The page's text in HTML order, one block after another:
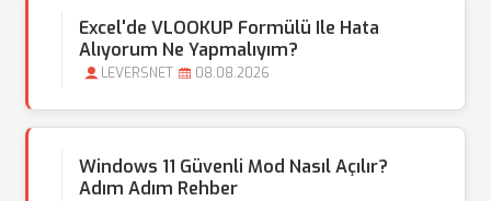
Excel'de VLOOKUP Formülü Ile Hata
Alıyorum Ne Yapmalıyım?
LEVERSNET 08.08.2026
Windows 11 Güvenli Mod Nasıl Açılır?
Adım Adım Rehber